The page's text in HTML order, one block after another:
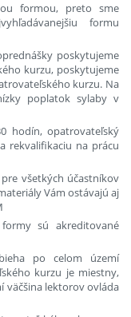
formou, preto sme
formu
poskytujeme
kurzu, poskytujeme
kurzu. Na
poplatok sylaby v
hodín, opatrovateľský
rekvalifikaciu na prácu
všetkých účastníkov
Vám ostávajú aj
sú akreditované
po celom území
kurzu je miestny,
väčšina lektorov ovláda